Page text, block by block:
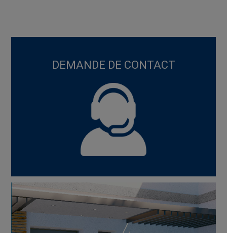
DEMANDE DE CONTACT